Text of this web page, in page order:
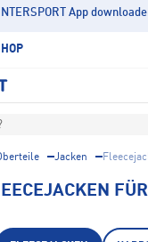
INTERSPORT App
Jacken